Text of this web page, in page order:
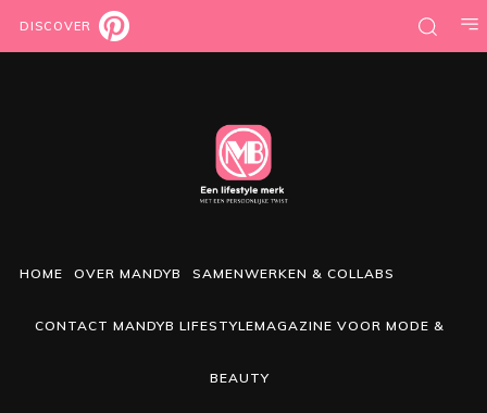
DISCOVER
HOME OVER MANDYB SAMENWERKEN & COLLABS
CONTACT MANDYB LIFESTYLEMAGAZINE VOOR MODE &
BEAUTY